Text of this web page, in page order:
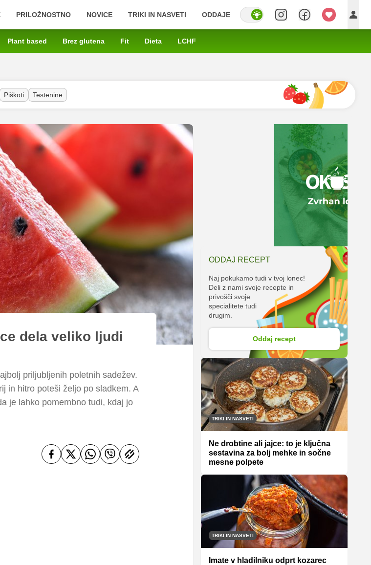
PRILOŽNOSTNO NOVICE TRIKI IN NASVETI ODDAJE
Plant based Brez glutena Fit Dieta LCHF
Piškoti Testenine
dela veliko ljudi
priljubljenih poletnih sadežev.
in hitro poteši željo po sladkem. A
je lahko pomembno tudi, kdaj jo
ODDAJ RECEPT
Naj pokukamo tudi v tvoj lonec!
Deli z nami svoje recepte in
privošči svoje
specialitete tudi
drugim.
Oddaj recept
TRIKI IN NASVETI
Ne drobtine ali jajce: to je ključna
sestavina za bolj mehke in sočne
mesne polpete
TRIKI IN NASVETI
Imate v hladilniku odprt kozarec